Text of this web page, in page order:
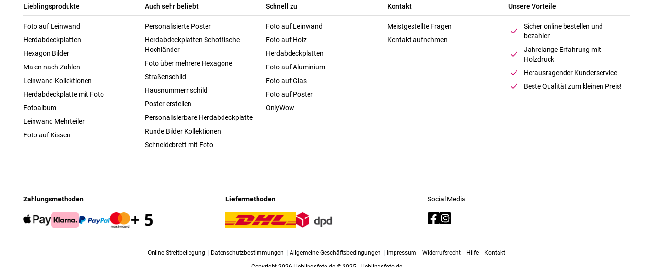
Lieblingsprodukte
Foto auf Leinwand
Herdabdeckplatten
Hexagon Bilder
Malen nach Zahlen
Leinwand-Kollektionen
Herdabdeckplatte mit Foto
Fotoalbum
Leinwand Mehrteiler
Foto auf Kissen
Auch sehr beliebt
Personalisierte Poster
Herdabdeckplatten Schottische
Hochländer
Foto über mehrere Hexagone
Straßenschild
Hausnummernschild
Poster erstellen
Personalisierbare Herdabdeckplatte
Runde Bilder Kollektionen
Schneidebrett mit Foto
Schnell zu
Foto auf Leinwand
Foto auf Holz
Herdabdeckplatten
Foto auf Aluminium
Foto auf Glas
Foto auf Poster
OnlyWow
Kontakt
Meistgestellte Fragen
Kontakt aufnehmen
Unsere Vorteile
Sicher online bestellen und
bezahlen
Jahrelange Erfahrung mit
Holzdruck
Herausragender Kunderservice
Beste Qualität zum kleinen Preis!
Zahlungsmethoden Liefermethoden Social Media
Online-Streitbeilegung Datenschutzbestimmungen Allgemeine Geschäftsbedingungen Impressum Widerrufsrecht Hilfe
Kontakt